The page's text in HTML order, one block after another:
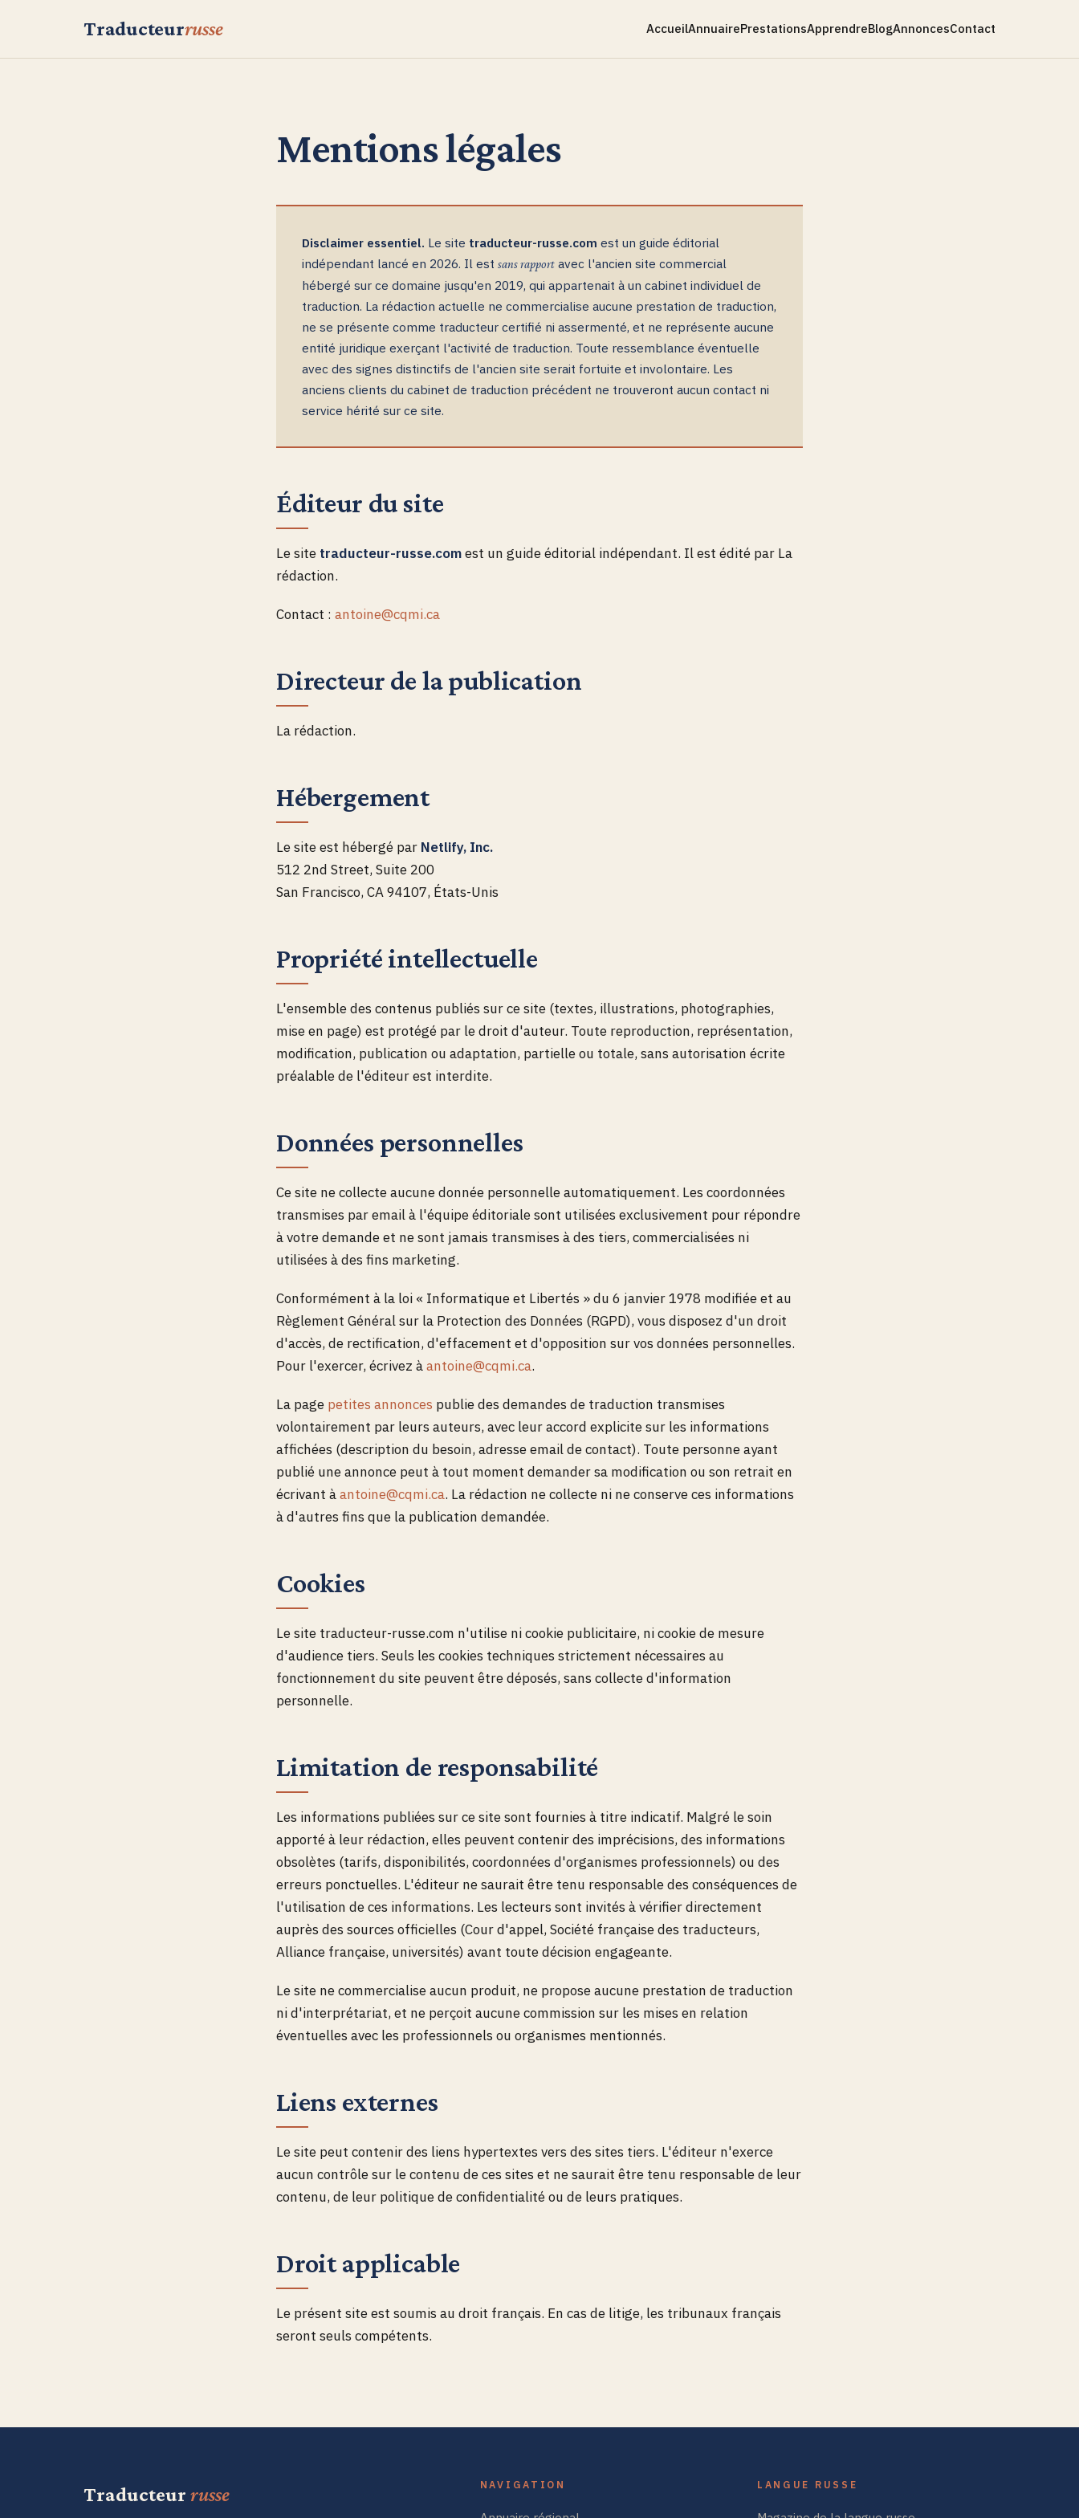
Traducteurrusse AccueilAnnuairePrestationsApprendreBlogAnnoncesContact
Mentions légales
Disclaimer essentiel. Le site traducteur-russe.com est un guide éditorial
indépendant lancé en 2026. Il est sans rapport avec l'ancien site commercial
hébergé sur ce domaine jusqu'en 2019, qui appartenait à un cabinet individuel de
traduction. La rédaction actuelle ne commercialise aucune prestation de traduction,
ne se présente comme traducteur certifié ni assermenté, et ne représente aucune
entité juridique exerçant l'activité de traduction. Toute ressemblance éventuelle
avec des signes distinctifs de l'ancien site serait fortuite et involontaire. Les
anciens clients du cabinet de traduction précédent ne trouveront aucun contact ni
service hérité sur ce site.
Éditeur du site
Le site traducteur-russe.comest un guide éditorial indépendant. Il est édité par La
rédaction.
Contact : antoine@cqmi.ca
Directeur de la publication
La rédaction.
Hébergement
Le site est hébergé par Netlify, Inc.
512 2nd Street, Suite 200
San Francisco, CA 94107, États-Unis
Propriété intellectuelle
L'ensemble des contenus publiés sur ce site (textes, illustrations, photographies,
mise en page) est protégé par le droit d'auteur. Toute reproduction, représentation,
modification, publication ou adaptation, partielle ou totale, sans autorisation écrite
préalable de l'éditeur est interdite.
Données personnelles
Ce site ne collecte aucune donnée personnelle automatiquement. Les coordonnées
transmises par email à l'équipe éditoriale sont utilisées exclusivement pour répondre
à votre demande et ne sont jamais transmises à des tiers, commercialisées ni
utilisées à des fins marketing.
Conformément à la loi « Informatique et Libertés » du 6 janvier 1978 modifiée et au
Règlement Général sur la Protection des Données (RGPD), vous disposez d'un droit
d'accès, de rectification, d'effacement et d'opposition sur vos données personnelles.
Pour l'exercer, écrivez àantoine@cqmi.ca.
La page petites annonces publie des demandes de traduction transmises
volontairement par leurs auteurs, avec leur accord explicite sur les informations
affichées (description du besoin, adresse email de contact). Toute personne ayant
publié une annonce peut à tout moment demander sa modification ou son retrait en
écrivant àantoine@cqmi.ca. La rédaction ne collecte ni ne conserve ces informations
à d'autres fins que la publication demandée.
Cookies
Le site traducteur-russe.com n'utilise ni cookie publicitaire, ni cookie de mesure
d'audience tiers. Seuls les cookies techniques strictement nécessaires au
fonctionnement du site peuvent être déposés, sans collecte d'information
personnelle.
Limitation de responsabilité
Les informations publiées sur ce site sont fournies à titre indicatif. Malgré le soin
apporté à leur rédaction, elles peuvent contenir des imprécisions, des informations
obsolètes (tarifs, disponibilités, coordonnées d'organismes professionnels) ou des
erreurs ponctuelles. L'éditeur ne saurait être tenu responsable des conséquences de
l'utilisation de ces informations. Les lecteurs sont invités à vérifier directement
auprès des sources officielles (Cour d'appel, Société française des traducteurs,
Alliance française, universités) avant toute décision engageante.
Le site ne commercialise aucun produit, ne propose aucune prestation de traduction
ni d'interprétariat, et ne perçoit aucune commission sur les mises en relation
éventuelles avec les professionnels ou organismes mentionnés.
Liens externes
Le site peut contenir des liens hypertextes vers des sites tiers. L'éditeur n'exerce
aucun contrôle sur le contenu de ces sites et ne saurait être tenu responsable de leur
contenu, de leur politique de confidentialité ou de leurs pratiques.
Droit applicable
Le présent site est soumis au droit français. En cas de litige, les tribunaux français
seront seuls compétents.
Traducteur russe NAVIGATION LANGUE RUSSE